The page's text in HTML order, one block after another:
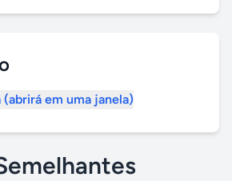
(abrirá em uma janela)